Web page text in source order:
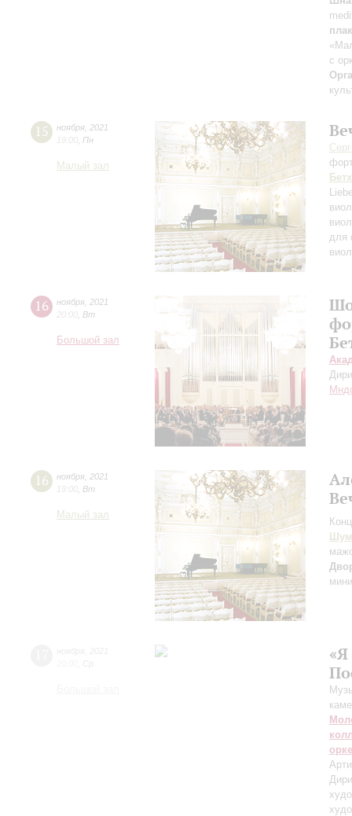
с
15 ноября 2021
19:00 Пн
Малый зал
для
16 ноября 2021
20:00 Вт
Большой зал
16 ноября 2021
19:00 Вт
Малый зал
«Я